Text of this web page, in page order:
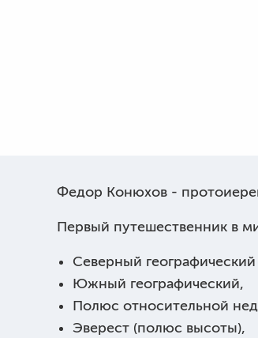
Федор Конюхов -
Первый путешественник в
Северный географический
Южный географический,
Полюс относительной
Эверест (полюс высоты),